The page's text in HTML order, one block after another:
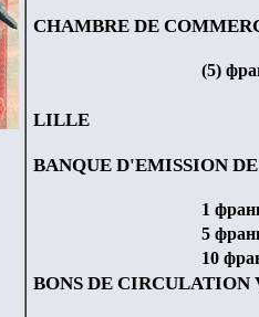
CHAMBRE DE
(5)
LILLE
BANQUE D'EMISSION
1
5
10
BONS DE